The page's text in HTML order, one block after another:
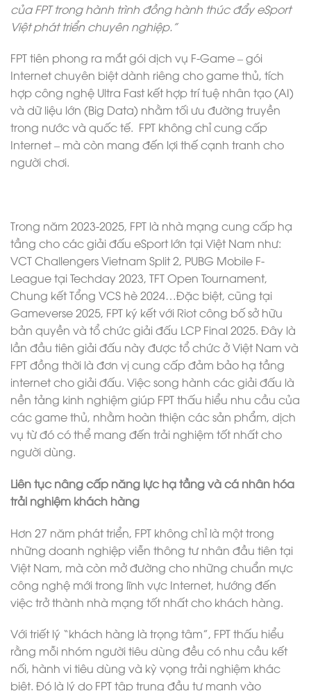
của FPT trong hành trình đồng hành thúc đẩy eSport
Việt phát triển chuyên nghiệp.”
FPT tiên phong ra mắt gói dịch vụ F-Game – gói
Internet chuyên biệt dành riêng cho game thủ, tích
hợp công nghệ Ultra Fast kết hợp trí tuệ nhân tạo (AI)
và dữ liệu lớn (Big Data) nhằm tối ưu đường truyền
trong nước và quốc tế. FPT không chỉ cung cấp
Internet – mà còn mang đến lợi thế cạnh tranh cho
người chơi.
Trong năm 2023-2025, FPT là nhà mạng cung cấp hạ
tầng cho các giải đấu eSport lớn tại Việt Nam như:
VCT Challengers Vietnam Split 2, PUBG Mobile F-
League tại Techday 2023, TFT Open Tournament,
Chung kết Tổng VCS hè 2024…Đặc biệt, cũng tại
Gameverse 2025, FPT ký kết với Riot công bố sở hữu
bản quyền và tổ chức giải đấu LCP Final 2025. Đây là
lần đầu tiên giải đấu này được tổ chức ở Việt Nam và
FPT đồng thời là đơn vị cung cấp đảm bảo hạ tầng
internet cho giải đấu. Việc song hành các giải đấu là
nền tảng kinh nghiệm giúp FPT thấu hiểu nhu cầu của
các game thủ, nhằm hoàn thiện các sản phẩm, dịch
vụ từ đó có thể mang đến trải nghiệm tốt nhất cho
người dùng.
Liên tục nâng cấp năng lực hạ tầng và cá nhân hóa
trải nghiệm khách hàng
Hơn 27 năm phát triển, FPT không chỉ là một trong
những doanh nghiệp viễn thông tư nhân đầu tiên tại
Việt Nam, mà còn mở đường cho những chuẩn mực
công nghệ mới trong lĩnh vực Internet, hướng đến
việc trở thành nhà mạng tốt nhất cho khách hàng.
Với triết lý “khách hàng là trọng tâm”, FPT thấu hiểu
rằng mỗi nhóm người tiêu dùng đều có nhu cầu kết
nối, hành vi tiêu dùng và kỳ vọng trải nghiệm khác
biệt. Đó là lý do FPT tập trung đầu tư mạnh vào